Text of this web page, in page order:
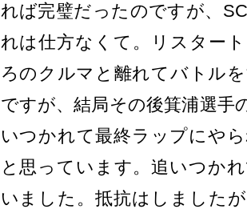
れば完璧だったのですが、
れは仕方なくて。リスター
ろのクルマと離れてバトル
ですが、結局その後箕浦選手
いつかれて最終ラップにや
と思っています。追いつか
いました。抵抗はしました